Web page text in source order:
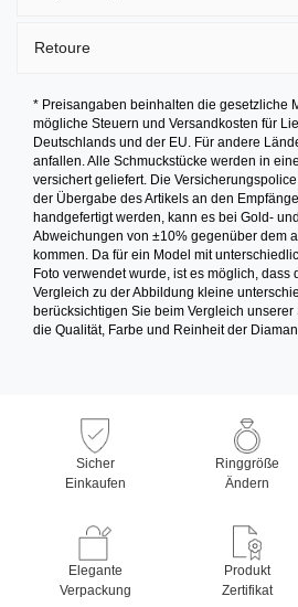
Retoure
* Preisangaben beinhalten die gesetzliche
mögliche Steuern und Versandkosten für
Deutschlands und der EU. Für andere
anfallen. Alle Schmuckstücke werden in
versichert geliefert. Die
der Übergabe des Artikels an den
handgefertigt werden, kann es bei Gold-
Abweichungen von ±10% gegenüber dem
kommen. Da für ein Model mit
Foto verwendet wurde, ist es möglich, dass
Vergleich zu der Abbildung kleine
berücksichtigen Sie beim Vergleich
die Qualität, Farbe und Reinheit der
Sicher
Einkaufen
Ringgröße
Ändern
Elegante
Verpackung
Produkt
Zertifikat